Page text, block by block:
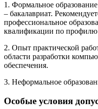
1. Формальное
– бакалавриат.
профессиональное
квалификации по профилю
2. Опыт практической
области разработки
обеспечения.
3. Неформальное
Особые условия